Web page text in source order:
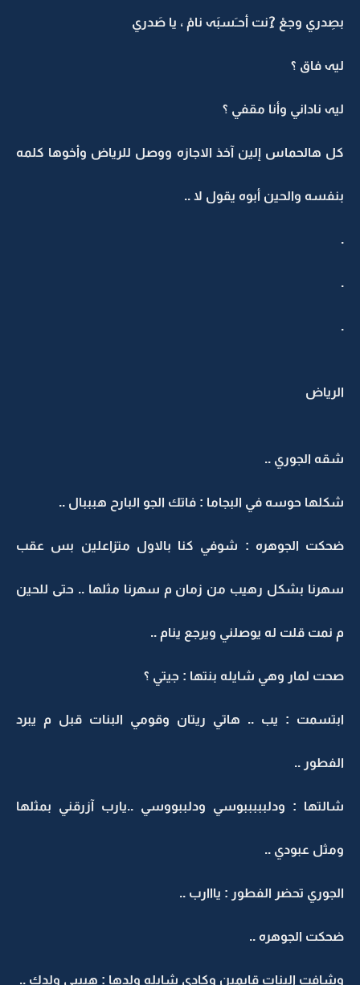
بصِدري وجعْ ?ِنت أحـَسبَہ نامْ ، يا صَدري
ليہ فاق ؟
ليہ ناداني وأنا مقفي ؟
كل هالحماس إلين آخذ الاجازه ووصل للرياض وأخوها كلمه
بنفسه والحين أبوه يقول لا ..
.
.
.
الرياض
شقه الجوري ..
شكلها حوسه في البجاما : فاتك الجو البارح هبببال ..
ضحكت الجوهره : شوفي كنا بالاول متزاعلين بس عقب
سهرنا بشكل رهيب من زمان م سهرنا مثلها .. حتى للحين
م نمت قلت له يوصلني ويرجع ينام ..
صحت لمار وهي شايله بنتها : جيتي ؟
ابتسمت : يب .. هاتي ريتان وقومي البنات قبل م يبرد
الفطور ..
شالتها : ودلبببببوسي ودلببووسي ..يارب آزرقني بمثلها
ومثل عبودي ..
الجوري تحضر الفطور : يااارب ..
ضحكت الجوهره ..
وشافت البنات قايمين وكادي شايله ولدها : هيييي ولدك ..